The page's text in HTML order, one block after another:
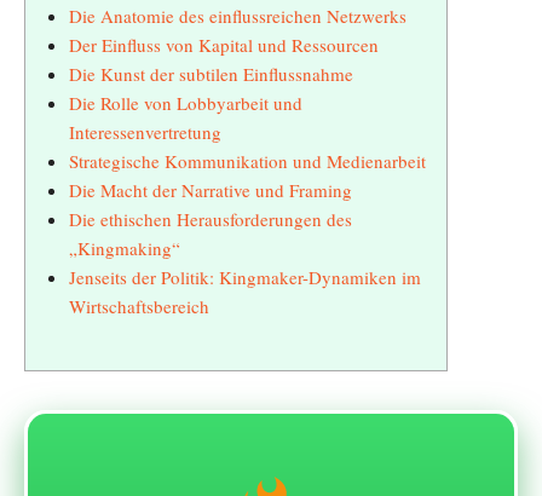
Die Anatomie des einflussreichen Netzwerks
Der Einfluss von Kapital und Ressourcen
Die Kunst der subtilen Einflussnahme
Die Rolle von Lobbyarbeit und
Interessenvertretung
Strategische Kommunikation und Medienarbeit
Die Macht der Narrative und Framing
Die ethischen Herausforderungen des
„Kingmaking“
Jenseits der Politik: Kingmaker-Dynamiken im
Wirtschaftsbereich